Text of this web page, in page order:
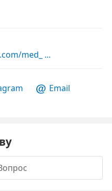
med_ ...
Email